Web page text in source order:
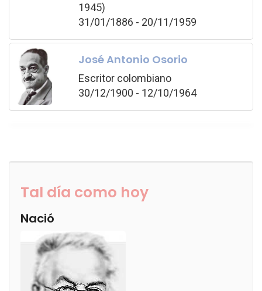
1945)
31/01/1886 - 20/11/1959
José Antonio Osorio
Escritor colombiano
30/12/1900 - 12/10/1964
Tal día como hoy
Nació